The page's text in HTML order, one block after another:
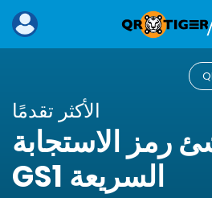
الأكثر تقدمًا
رمز الاستجابة
السريعة GS1